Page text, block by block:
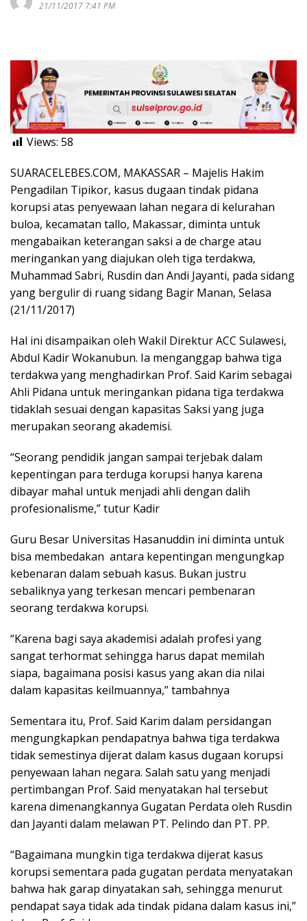
21/11/2017 7:41 PM
Views: 58
SUARACELEBES.COM, MAKASSAR – Majelis Hakim
Pengadilan Tipikor, kasus dugaan tindak pidana
korupsi atas penyewaan lahan negara di kelurahan
buloa, kecamatan tallo, Makassar, diminta untuk
mengabaikan keterangan saksi a de charge atau
meringankan yang diajukan oleh tiga terdakwa,
Muhammad Sabri, Rusdin dan Andi Jayanti, pada sidang
yang bergulir di ruang sidang Bagir Manan, Selasa
(21/11/2017)
Hal ini disampaikan oleh Wakil Direktur ACC Sulawesi,
Abdul Kadir Wokanubun. Ia menganggap bahwa tiga
terdakwa yang menghadirkan Prof. Said Karim sebagai
Ahli Pidana untuk meringankan pidana tiga terdakwa
tidaklah sesuai dengan kapasitas Saksi yang juga
merupakan seorang akademisi.
“Seorang pendidik jangan sampai terjebak dalam
kepentingan para terduga korupsi hanya karena
dibayar mahal untuk menjadi ahli dengan dalih
profesionalisme,” tutur Kadir
Guru Besar Universitas Hasanuddin ini diminta untuk
bisa membedakan antara kepentingan mengungkap
kebenaran dalam sebuah kasus. Bukan justru
sebaliknya yang terkesan mencari pembenaran
seorang terdakwa korupsi.
“Karena bagi saya akademisi adalah profesi yang
sangat terhormat sehingga harus dapat memilah
siapa, bagaimana posisi kasus yang akan dia nilai
dalam kapasitas keilmuannya,” tambahnya
Sementara itu, Prof. Said Karim dalam persidangan
mengungkapkan pendapatnya bahwa tiga terdakwa
tidak semestinya dijerat dalam kasus dugaan korupsi
penyewaan lahan negara. Salah satu yang menjadi
pertimbangan Prof. Said menyatakan hal tersebut
karena dimenangkannya Gugatan Perdata oleh Rusdin
dan Jayanti dalam melawan PT. Pelindo dan PT. PP.
“Bagaimana mungkin tiga terdakwa dijerat kasus
korupsi sementara pada gugatan perdata menyatakan
bahwa hak garap dinyatakan sah, sehingga menurut
pendapat saya tidak ada tindak pidana dalam kasus ini,”